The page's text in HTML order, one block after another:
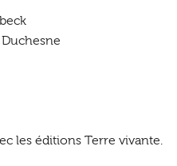
les éditions Terre vivante.